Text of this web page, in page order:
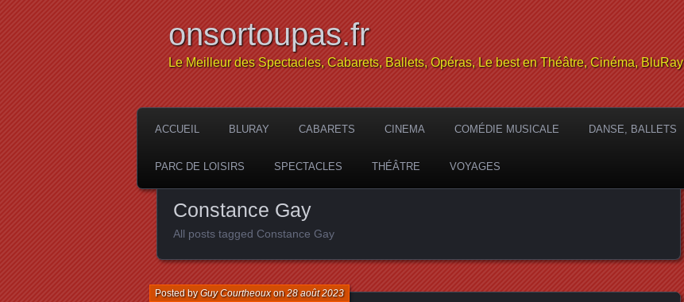
onsortoupas.fr
Le Meilleur des Spectacles, Cabarets, Ballets, Opéras, Le best en Théâtre, Cinéma,
ACCUEIL BLURAY CABARETS CINEMA COMÉDIE MUSICALE DANSE, BALLETS
PARC DE LOISIRS SPECTACLES THÉÂTRE VOYAGES
Constance Gay
All posts tagged Constance Gay
Posted byGuy Courtheouxon28 août 2023